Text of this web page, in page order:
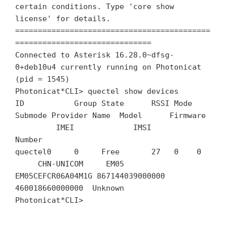
certain conditions. Type 'core show
license' for details.
===========================================
==============================
Connected to Asterisk 16.28.0~dfsg-
0+deb10u4 currently running on Photonicat
(pid = 1545)
Photonicat*CLI> quectel show devices
ID           Group State      RSSI Mode
Submode Provider Name  Model      Firmware
         IMEI             IMSI
Number
quectel0     0     Free       27   0    0
     CHN-UNICOM     EM05
EM05CEFCR06A04M1G 867144039000000
460018660000000  Unknown